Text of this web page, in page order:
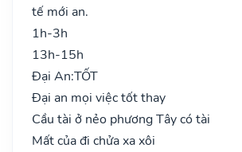
tế mới an.
1h-3h
13h-15h
Đại An:TỐT
Đại an mọi việc tốt thay
Cầu tài ở nẻo phương Tây có tài
Mất của đi chửa xa xôi